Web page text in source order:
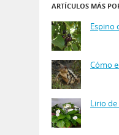
ARTÍCULOS MÁS
Espino
Cómo
Lirio de